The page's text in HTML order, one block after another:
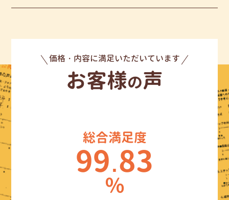
価格・内容に満足いただいています
お客様の声
総合満足度
99.83
％